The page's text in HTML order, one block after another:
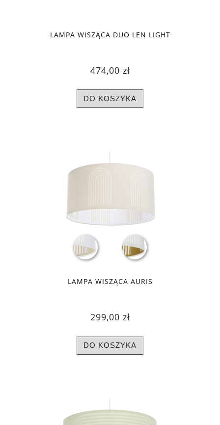
LAMPA WISZĄCA DUO LEN LIGHT
474,00 zł
DO KOSZYKA
LAMPA WISZĄCA AURIS
299,00 zł
DO KOSZYKA